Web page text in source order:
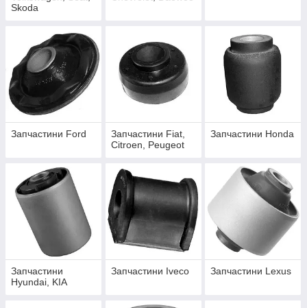
Skoda
Запчастини Ford
Запчастини Fiat,
Citroen, Peugeot
Запчастини Honda
Запчастини
Hyundai, KIA
Запчастини Iveco Запчастини Lexus